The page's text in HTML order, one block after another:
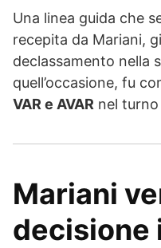
Una linea guida che
recepita da Mariani,
declassamento nella
quell’occasione, fu
VAR e AVAR nel turno
Mariani
decisione